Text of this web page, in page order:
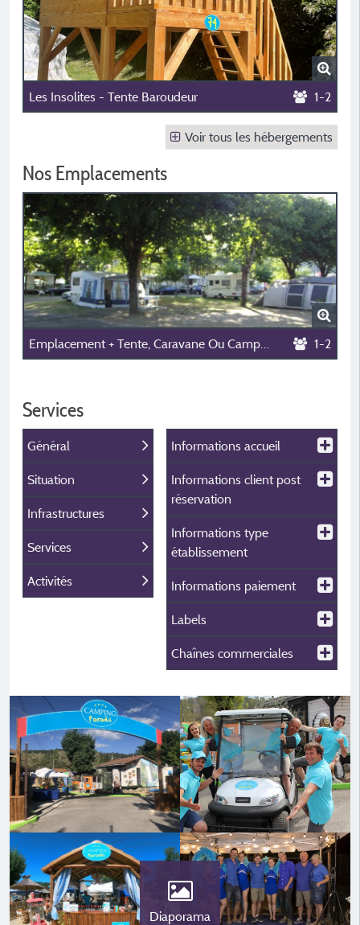
Les Insolites - Tente Baroudeur 1-2
Voir tous les hébergements
Nos Emplacements
Emplacement + Tente, Caravane Ou Camping Car + 1 Véhicule 1-2
Services
Général
Situation
Infrastructures
Services
Activités
Informations accueil
Informations client post
réservation
Informations type
établissement
Informations paiement
Labels
Chaînes commerciales
Diaporama